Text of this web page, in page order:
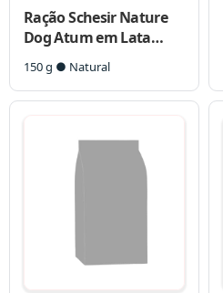
Ração Schesir Nature
Dog Atum em Lata
para Cães
150 g ● Natural